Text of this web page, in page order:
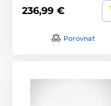
236,99 €
Porovnať